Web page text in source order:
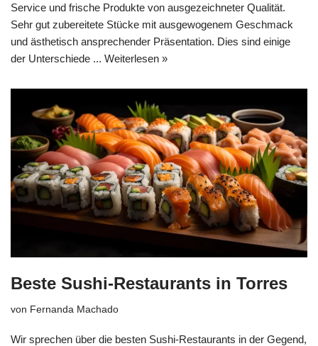
Service und frische Produkte von ausgezeichneter Qualität.
Sehr gut zubereitete Stücke mit ausgewogenem Geschmack
und ästhetisch ansprechender Präsentation. Dies sind einige
der Unterschiede ... Weiterlesen »
Beste Sushi-Restaurants in Torres
von Fernanda Machado
Wir sprechen über die besten Sushi-Restaurants in der Gegend,